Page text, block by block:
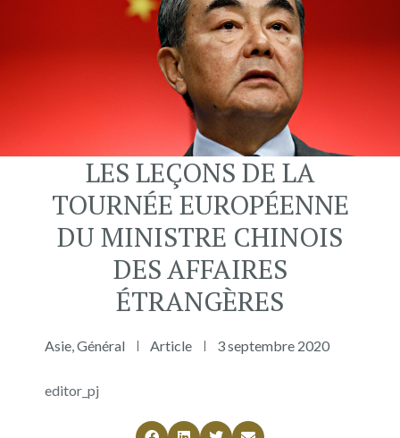
LES LEÇONS DE LA
TOURNÉE EUROPÉENNE
DU MINISTRE CHINOIS
DES AFFAIRES
ÉTRANGÈRES
Asie Général Article 3 septembre 2020
editor_pj